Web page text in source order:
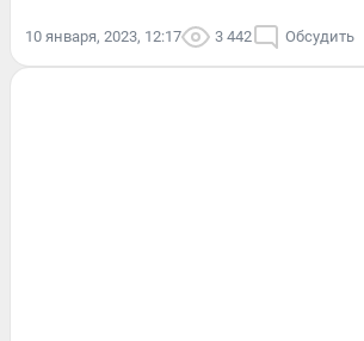
10 января, 2023, 12:17 3 442 Обсудить